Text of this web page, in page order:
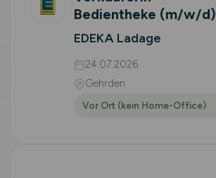
Bedientheke (m/w/d)
EDEKA Ladage
24.07.2026
Gehrden
Vor Ort (kein Home-Office)